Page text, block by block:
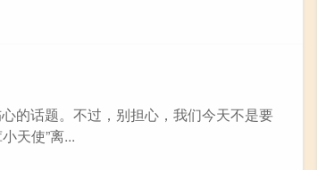
的话题。不过，别担心，我们今天不是要
天使”离...